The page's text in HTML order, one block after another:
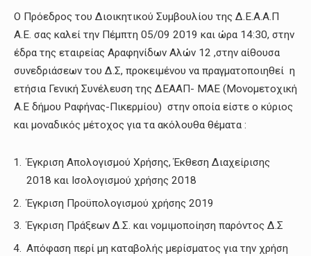
Ο Πρόεδρος του Διοικητικού Συμβουλίου της Δ.Ε.Α.Α.Π
Α.Ε. σας καλεί την Πέμπτη 05/09 2019 και ώρα 14:30, στην
έδρα της εταιρείας Αραφηνίδων Αλών 12 ,στην αίθουσα
συνεδριάσεων του Δ.Σ, προκειμένου να πραγματοποιηθεί η
ετήσια Γενική Συνέλευση της ΔΕΑΑΠ- ΜΑΕ (Μονομετοχική
Α.Ε δήμου Ραφήνας-Πικερμίου) στην οποία είστε ο κύριος
και μοναδικός μέτοχος για τα ακόλουθα θέματα :
Έγκριση Απολογισμού Χρήσης, Έκθεση Διαχείρισης
2018 και Ισολογισμού χρήσης 2018
Έγκριση Προϋπολογισμού χρήσης 2019
Έγκριση Πράξεων Δ.Σ. και νομιμοποίηση παρόντος Δ.Σ
Απόφαση περί μη καταβολής μερίσματος για την χρήση